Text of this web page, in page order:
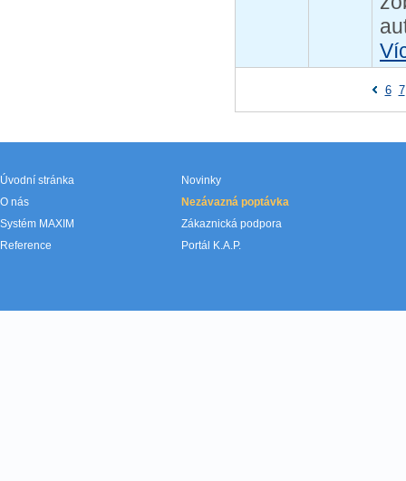
6 7
Úvodní stránka
O nás
Systém MAXIM
Reference
Novinky
Nezávazná poptávka
Zákaznická podpora
Portál K.A.P.